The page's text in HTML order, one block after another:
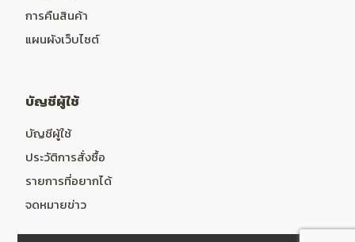
การคืนสินค้า
แผนผังเว็บไซต์
บัญชีผู้ใช้
บัญชีผู้ใช้
ประวัติการสั่งซื้อ
รายการที่อยากได้
จดหมายข่าว